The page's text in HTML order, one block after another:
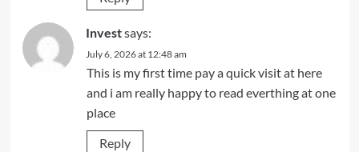
Investsays:
July 6, 2026 at 12:48 am
This is my first time pay a quick visit at here
and i am really happy to read everthing at one
place
Reply